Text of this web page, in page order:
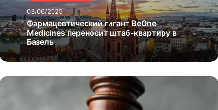
03/06/2025
Фармацевтический гигант BeOne
Medicines переносит штаб-квартиру в
Базель